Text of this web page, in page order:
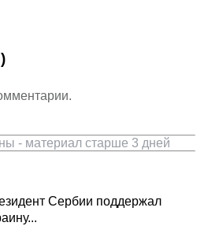
- материал старше 3 дней
Сербии поддержал